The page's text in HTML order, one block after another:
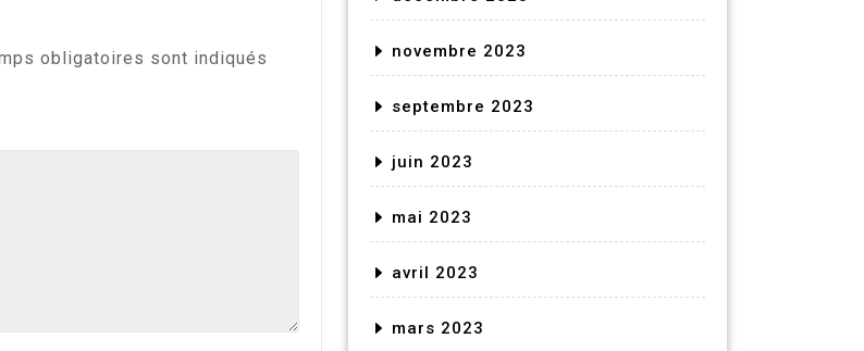
obligatoires sont indiqués
novembre 2023
septembre 2023
juin 2023
mai 2023
avril 2023
mars 2023